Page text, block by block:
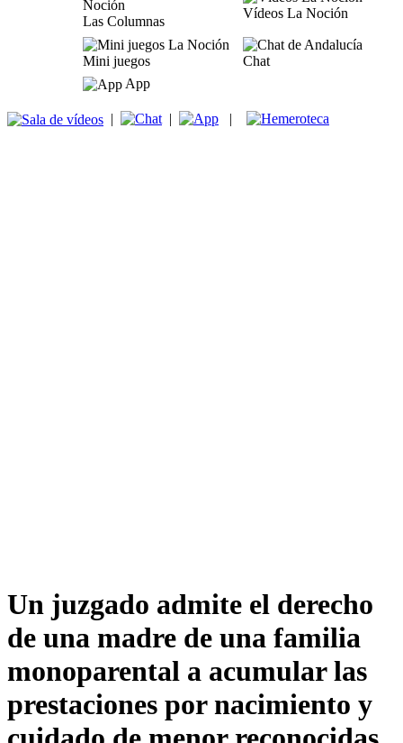
Las Columnas
Vídeos La Noción
Mini juegos
Chat
App
| | |
Un juzgado admite el derecho
de una madre de una familia
monoparental a acumular las
prestaciones por nacimiento y